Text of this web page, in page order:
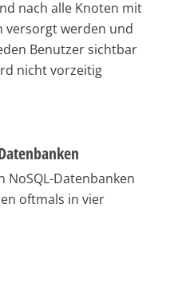
nach alle Knoten mit
versorgt werden und
Benutzer sichtbar
nicht vorzeitig
NoSQL-Datenbanken
oftmals in vier